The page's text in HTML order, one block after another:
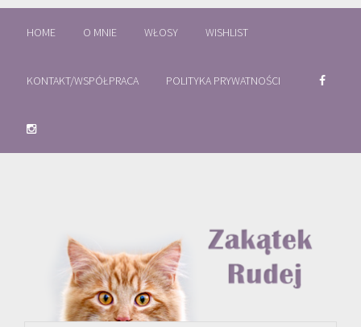
HOME O MNIE WŁOSY WISHLIST
KONTAKT/WSPÓŁPRACA POLITYKA PRYWATNOŚCI